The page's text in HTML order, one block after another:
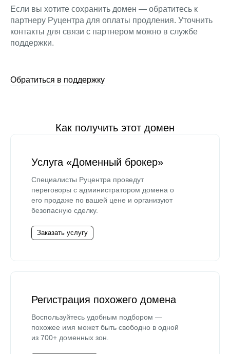
Если вы хотите сохранить домен — обратитесь к
партнеру Руцентра для оплаты продления. Уточнить
контакты для связи с партнером можно в службе
поддержки.
Обратиться в поддержку
Как получить этот домен
Услуга «Доменный брокер»
Специалисты Руцентра проведут
переговоры с администратором домена о
его продаже по вашей цене и организуют
безопасную сделку.
Заказать услугу
Регистрация похожего домена
Воспользуйтесь удобным подбором —
похожее имя может быть свободно в одной
из 700+ доменных зон.